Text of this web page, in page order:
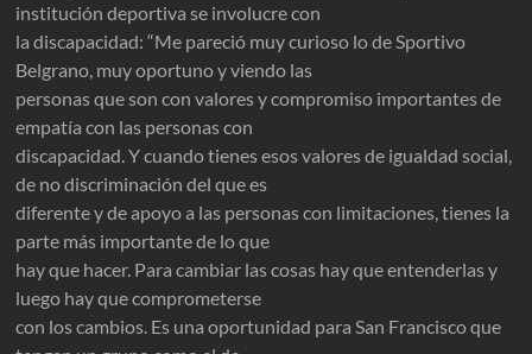
institución deportiva se involucre con
la discapacidad: “Me pareció muy curioso lo de Sportivo
Belgrano, muy oportuno y viendo las
personas que son con valores y compromiso importantes de
empatía con las personas con
discapacidad. Y cuando tienes esos valores de igualdad social,
de no discriminación del que es
diferente y de apoyo a las personas con limitaciones, tienes la
parte más importante de lo que
hay que hacer. Para cambiar las cosas hay que entenderlas y
luego hay que comprometerse
con los cambios. Es una oportunidad para San Francisco que